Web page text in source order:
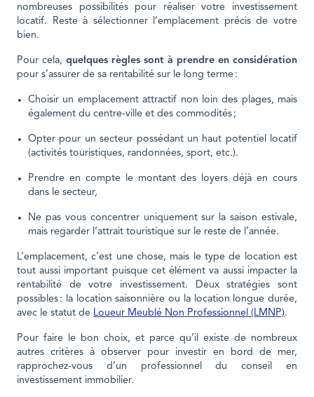
nombreuses possibilités pour réaliser votre investissement
locatif. Reste à sélectionner l’emplacement précis de votre
bien.
Pour cela, quelques règles sont à prendre en considération
pour s’assurer de sa rentabilité sur le long terme :
Choisir un emplacement attractif non loin des plages, mais
également du centre-ville et des commodités ;
Opter pour un secteur possédant un haut potentiel locatif
(activités touristiques, randonnées, sport, etc.).
Prendre en compte le montant des loyers déjà en cours
dans le secteur,
Ne pas vous concentrer uniquement sur la saison estivale,
mais regarder l’attrait touristique sur le reste de l’année.
L’emplacement, c’est une chose, mais le type de location est
tout aussi important puisque cet élément va aussi impacter la
rentabilité de votre investissement. Deux stratégies sont
possibles : la location saisonnière ou la location longue durée,
avec le statut de Loueur Meublé Non Professionnel (LMNP).
Pour faire le bon choix, et parce qu’il existe de nombreux
autres critères à observer pour investir en bord de mer,
rapprochez-vous d’un professionnel du conseil en
investissement immobilier.